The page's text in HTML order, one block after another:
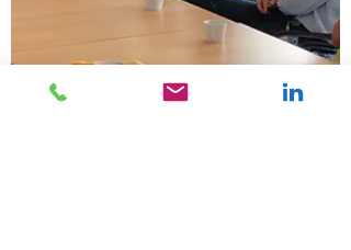
en Hunze, Borger-Odoorn en Tynaarlo
Vandaag is een groep enthousiaste bedrijven
in de gemeenten Aa en Hunze, Borger-
Odoorn en Tynaarlo aan de slag gegaan met